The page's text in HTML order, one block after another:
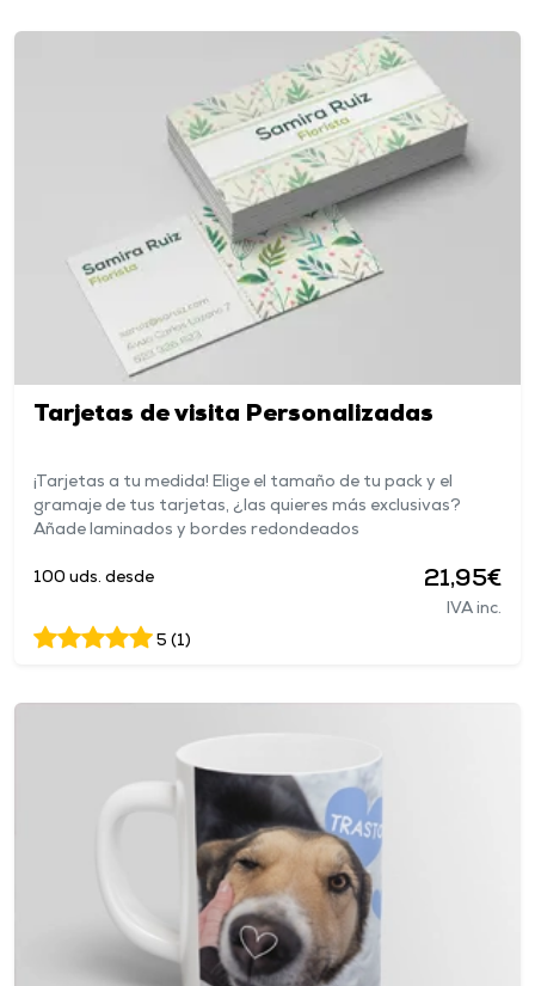
Tarjetas de visita Personalizadas
¡Tarjetas a tu medida! Elige el tamaño de tu pack y el
gramaje de tus tarjetas, ¿las quieres más exclusivas?
Añade laminados y bordes redondeados
100 uds. desde 21,95€
IVA inc.
5 (1)